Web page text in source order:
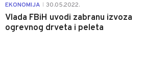
EKONOMIJA 30.05.2022.
Vlada FBiH uvodi zabranu izvoza
ogrevnog drveta i peleta